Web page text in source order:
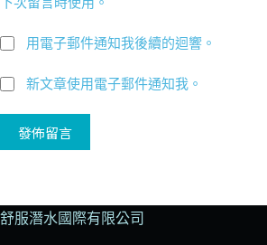
下次留言時使用。
用電子郵件通知我後續的迴響。
新文章使用電子郵件通知我。
發佈留言
舒服潛水國際有限公司